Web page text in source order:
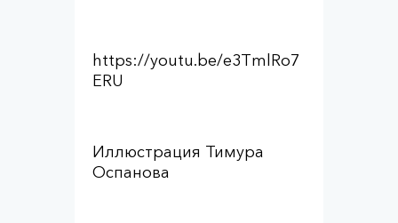
https://youtu.be/e3TmlRo7
ERU
Иллюстрация Тимура
Оспанова